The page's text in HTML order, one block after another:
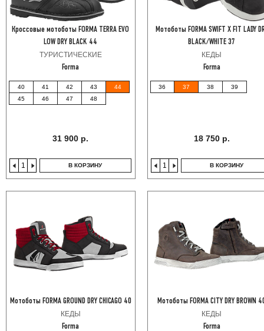
Кроссовые мотоботы FORMA TERRA EVO
LOW DRY BLACK 44
ТУРИСТИЧЕСКИЕ
Forma
40 41 42 43
44
45
46 47 48
31 900 р.
В КОРЗИНУ
Мотоботы FORMA SWIFT X FIT LADY
BLACK/WHITE 37
КЕДЫ
Forma
36 37 38 39
18 750 р.
В КОРЗИНУ
Мотоботы FORMA GROUND DRY CHICAGO 40
КЕДЫ
Forma
Мотоботы FORMA CITY DRY BROWN
КЕДЫ
Forma